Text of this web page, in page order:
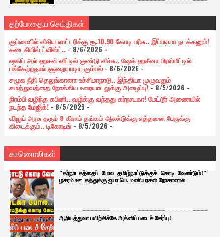
தற்போதைய செய்திகள்
குப்பையில் வீசிய லாட்டரிக்கு ரூ.10.90 கோடி பரிசு.. இப்படியா நடக்கனும்!
கடைசியில் ட்விஸ்ட்..- 8/6/2026 -
ஷகிப் அல் ஹசன் வீட்டில் குண்டு வீச்சு.. ஷேக் ஹசீனா பிரஸ்மீட்டில்
பங்கேற்றதால் சூறையாடிய கும்பல்- 8/6/2026-
சமூக நீதி தெலுங்கானா உச்சிமாநாடு.. இந்தியா முழுவதும்
சமத்துவத்தை நோக்கிய உரையாடலுக்கு அழைப்பு!- 8/5/2026 -
நிரம்பி வழிந்த கபினி.. வழிக்கு வந்தது கர்நாடகா! மேட்டூர் அணையில்
நடந்த மேஜிக்!- 8/5/2026 -
விஜய் அரசு தரும் 8 கிராம் தங்கம் ஆண்டுக்கு எத்தனை பேருக்கு
கிடைக்கும்.. டிகோடிங்- 8/5/2026 -
காணொலிகள்
"கர்நாடகத்தைப் போல தமிழ்நாட்டுக்குக் கொடி வேண்டும்!"
ழகரம் ஊடகத்துக்கு ஐயா பெ. மணியரசன் நோ்காணல்
ஆரியத்துவா பயிற்சிக்கே அக்னிப் படைச் சேர்ப்பு!